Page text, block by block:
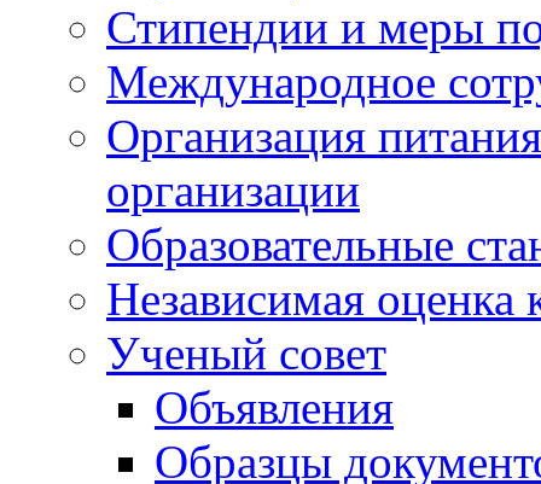
Стипендии и меры
Международное
Организация
организации
Образовательные
Независимая оценка
Ученый совет
Объявления
Образцы